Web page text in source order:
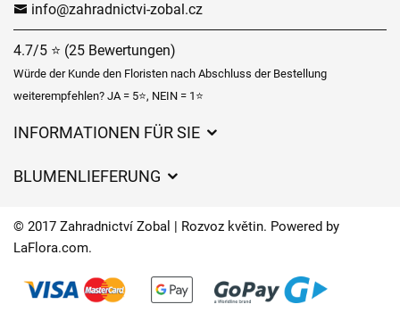
info@zahradnictvi-zobal.cz
4.7/5 ⭐ (25 Bewertungen)
Würde der Kunde den Floristen nach Abschluss der Bestellung
weiterempfehlen? JA = 5⭐, NEIN = 1⭐
INFORMATIONEN FÜR SIE
Lieferzeiten für Blumen – Übersicht der Möglichkeiten
BLUMENLIEFERUNG
Wohin wir Blumen liefern
Kontakt
© 2017 Zahradnictví Zobal | Rozvoz květin. Powered by
LaFlora.com.